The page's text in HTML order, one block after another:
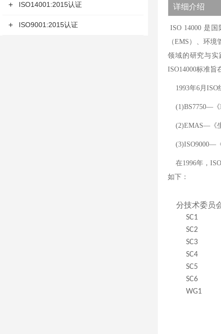
+ ISO14001:2015认证
+ ISO9001:2015认证
详细介绍
ISO 14000 是
（EMS）、环
领域的研究与
ISO14000标准
1993年6月ISO
(1)BS7750—《
(2)EMAS—《
(3)ISO9000—
在1996年，
如下：
分技术委员
SC1
SC2
SC3
SC4
SC5
SC6
WG1